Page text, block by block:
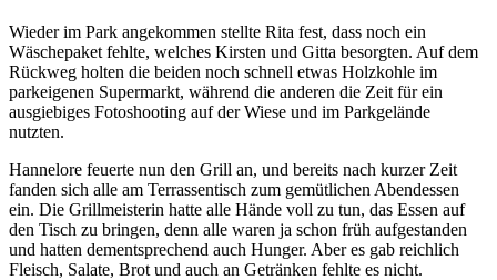
Wieder im Park angekommen stellte Rita fest, dass noch ein
Wäschepaket fehlte, welches Kirsten und Gitta besorgten. Auf dem
Rückweg holten die beiden noch schnell etwas Holzkohle im
parkeigenen Supermarkt, während die anderen die Zeit für ein
ausgiebiges Fotoshooting auf der Wiese und im Parkgelände
nutzten.
Hannelore feuerte nun den Grill an, und bereits nach kurzer Zeit
fanden sich alle am Terrassentisch zum gemütlichen Abendessen
ein. Die Grillmeisterin hatte alle Hände voll zu tun, das Essen auf
den Tisch zu bringen, denn alle waren ja schon früh aufgestanden
und hatten dementsprechend auch Hunger. Aber es gab reichlich
Fleisch, Salate, Brot und auch an Getränken fehlte es nicht.